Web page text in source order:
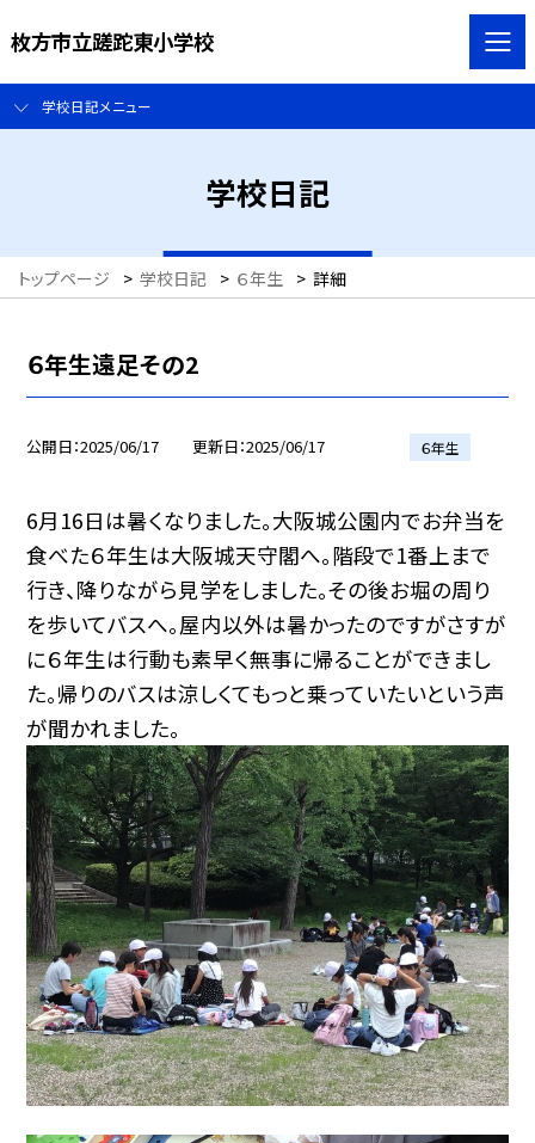
枚方市立蹉跎東小学校
学校日記メニュー
学校日記
トップページ > 学校日記 > ６年生 > 詳細
６年生遠足その2
公開日 2025/06/17 更新日 2025/06/17 ６年生
6月16日は暑くなりました。大阪城公園内でお弁当を
食べた６年生は大阪城天守閣へ。階段で1番上まで
行き、降りながら見学をしました。その後お堀の周り
を歩いてバスへ。屋内以外は暑かったのですがさすが
に６年生は行動も素早く無事に帰ることができまし
た。帰りのバスは涼しくてもっと乗っていたいという声
が聞かれました。